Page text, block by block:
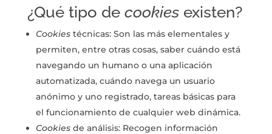
¿Qué tipo de cookiesexisten?
Cookiestécnicas: Son las más elementales y
permiten, entre otras cosas, saber cuándo está
navegando un humano o una aplicación
automatizada, cuándo navega un usuario
anónimo y uno registrado, tareas básicas para
el funcionamiento de cualquier web dinámica.
Cookiesde análisis: Recogen información